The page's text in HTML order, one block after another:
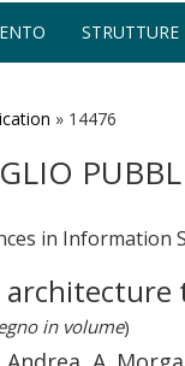
STRUTTURE
» 14476
in Information
in volume)